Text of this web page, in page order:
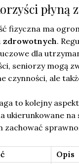
fizyczna ma
zdrowotnych.
dla
seniorzy mogą
czynności, ale
to kolejny
ukierunkowane na
zachować
Opis